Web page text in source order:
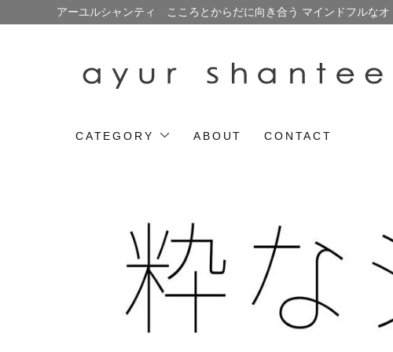
アーユルシャンティ こころとからだに向き合う マインドフルなオ
CATEGORY ABOUT CONTACT